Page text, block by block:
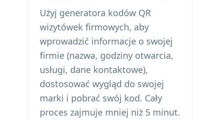
Użyj generatora kodów QR
wizytówek firmowych, aby
wprowadzić informacje o swojej
firmie (nazwa, godziny otwarcia,
usługi, dane kontaktowe),
dostosować wygląd do swojej
marki i pobrać swój kod. Cały
proces zajmuje mniej niż 5 minut.